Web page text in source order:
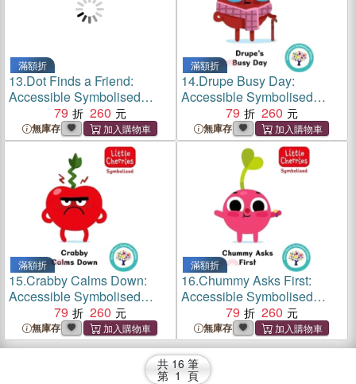
滿額折
13.Dot Finds a Friend:
Accessible Symbolised
79 260
無庫存
滿額折
14.Drupe Busy Day:
Accessible Symbolised
79 260
無庫存
滿額折
15.Crabby Calms Down:
Accessible Symbolised
79 260
無庫存
滿額折
16.Chummy Asks First:
Accessible Symbolised
79 260
無庫存
共 16 筆
第 1 頁